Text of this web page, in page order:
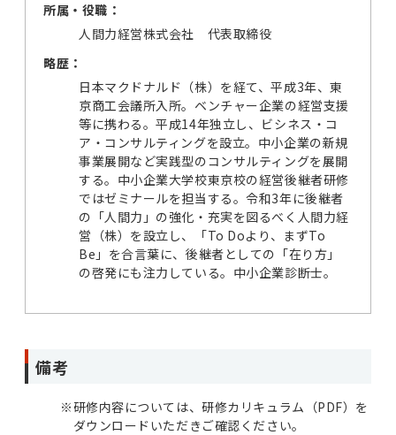
所属・役職：
人間力経営株式会社 代表取締役
略歴：
日本マクドナルド（株）を経て、平成3年、東
京商工会議所入所。ベンチャー企業の経営支援
等に携わる。平成14年独立し、ビシネス・コ
ア・コンサルティングを設立。中小企業の新規
事業展開など実践型のコンサルティングを展開
する。中小企業大学校東京校の経営後継者研修
ではゼミナールを担当する。令和3年に後継者
の「人間力」の強化・充実を図るべく人間力経
営（株）を設立し、「To Doより、まずTo
Be」を合言葉に、後継者としての「在り方」
の啓発にも注力している。中小企業診断士。
備考
※研修内容については、研修カリキュラム（PDF）を
ダウンロードいただきご確認ください。